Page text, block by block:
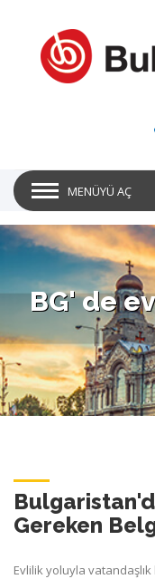
MENÜYÜ AÇ
BG' de
Gereken
Evlilik yoluyla vatandaşlık